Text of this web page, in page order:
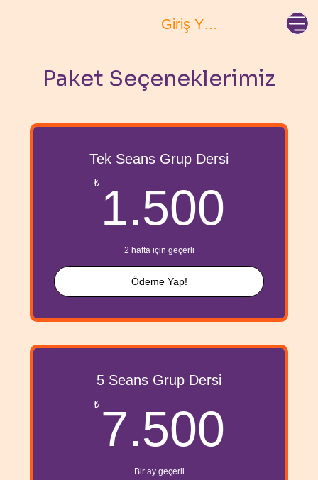
Giriş Yap / Kayıt Ol!
Paket Seçeneklerimiz
Tek Seans Grup Dersi
₺ 1.500
2 hafta için geçerli
Ödeme Yap!
5 Seans Grup Dersi
₺ 7.500
Bir ay geçerli